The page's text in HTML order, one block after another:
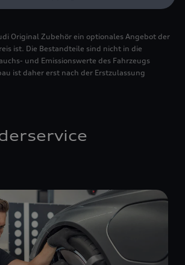
Original Zubehör ein optionales Angebot der
ist. Die Bestandteile sind nicht in die
und Emissionswerte des Fahrzeugs
ist daher erst nach der Erstzulassung